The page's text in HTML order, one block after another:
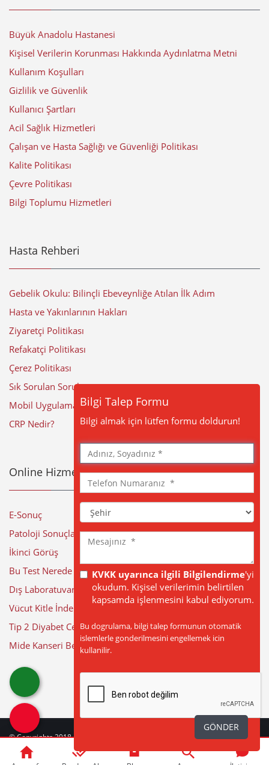
Bilgi Talep Formu
Bilgi almak için lütfen formu doldurun!
Adınız,
Soyadınız
Telefon
Numaranız
Şehir
Mesajınız
KVKK uyarınca ilgili Bilgilendirme'yi
okudum. Kişisel verilerimin belirtilen
kapsamda işlenmesini kabul ediyorum.
Bu dogrulama, bilgi talep formunun otomatik
islemlerle gonderilmesini engellemek icin
kullanilir.
GÖNDER
Büyük Anadolu Hastanesi
Kişisel Verilerin Korunması Hakkında Aydınlatma Metni
Kullanım Koşulları
Gizlilik ve Güvenlik
Kullanıcı Şartları
Acil Sağlık Hizmetleri
Çalışan ve Hasta Sağlığı ve Güvenliği Politikası
Kalite Politikası
Çevre Politikası
Bilgi Toplumu Hizmetleri
Hasta Rehberi
Gebelik Okulu: Bilinçli Ebeveynliğe Atılan İlk Adım
Hasta ve Yakınlarının Hakları
Ziyaretçi Politikası
Refakatçi Politikası
Çerez Politikası
Sık Sorulan Sorular
Mobil Uygulama
CRP Nedir?
Online Hizmetler
E-Sonuç
Patoloji Sonuçları
İkinci Görüş
Bu Test Nerede Yapılıyor?
Dış Laboratuvar Sonuçları
Vücut Kitle İndeksi Hesaplama
Tip 2 Diyabet Cerrahisi
Mide Kanseri Belirtileri
© Copyrights 2018 - 2026 BÜYÜK ANADOLU HASTANELERİ| Web Tasarım
web Güncelleme Tarihi: 10-08-2026